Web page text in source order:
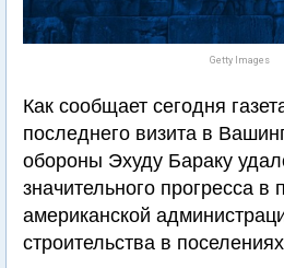
Getty Images
Как сообщает сегодня
последнего визита в
обороны Эхуду Бараку
значительного прогресса в
американской
строительства в